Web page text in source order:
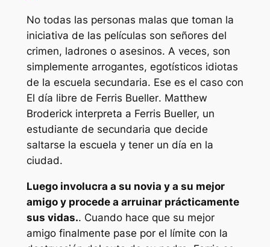
No todas las personas malas que toman la
iniciativa de las películas son señores del
crimen, ladrones o asesinos. A veces, son
simplemente arrogantes, egotísticos idiotas
de la escuela secundaria. Ese es el caso con
El día libre de Ferris Bueller. Matthew
Broderick interpreta a Ferris Bueller, un
estudiante de secundaria que decide
saltarse la escuela y tener un día en la
ciudad.
Luego involucra a su novia y a su mejor
amigo y procede a arruinar prácticamente
sus vidas.. Cuando hace que su mejor
amigo finalmente pase por el límite con la